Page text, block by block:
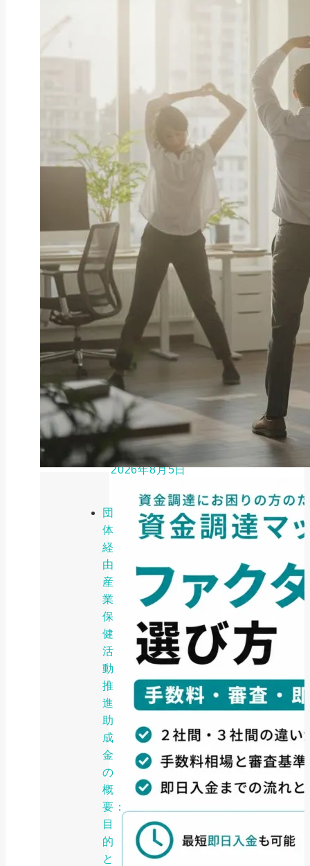
団
体
経
由
産
業
保
健
活
動
推
進
助
成
金
の
概
要：
目
的
と
ファクタリングとは？仕組み・メ
ファクタリング
ペイトナーファクタリングの活用
法｜中小企業・個...
2026年8月5日